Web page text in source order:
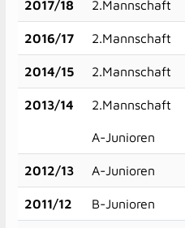
2017/18 2.Mannschaft
2016/17 2.Mannschaft
2014/15 2.Mannschaft
2013/14 2.Mannschaft
A-Junioren
2012/13 A-Junioren
2011/12 B-Junioren